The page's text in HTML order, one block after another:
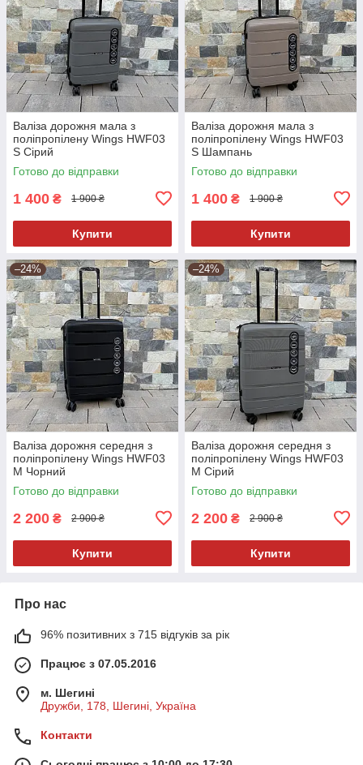
Валіза дорожня мала з
поліпропілену Wings HWF03
S Сірий
Готово до відправки
1 400 ₴ 1 900 ₴
Купити
Валіза дорожня мала з
поліпропілену Wings HWF03
S Шампань
Готово до відправки
1 400 ₴ 1 900 ₴
Купити
–24%
Валіза дорожня середня з
поліпропілену Wings HWF03
М Чорний
Готово до відправки
2 200 ₴ 2 900 ₴
Купити
–24%
Валіза дорожня середня з
поліпропілену Wings HWF03
М Сірий
Готово до відправки
2 200 ₴ 2 900 ₴
Купити
Про нас
96% позитивних з 715 відгуків за рік
Працює з 07.05.2016
м. Шегині
Дружби, 178, Шегині, Україна
Контакти